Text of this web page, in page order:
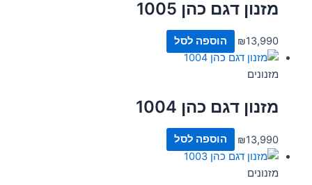
מזנון דגם כהן 1005
₪13,990 הוספה לסל
מזנונים
מזנון דגם כהן 1004
₪13,990 הוספה לסל
מזנונים